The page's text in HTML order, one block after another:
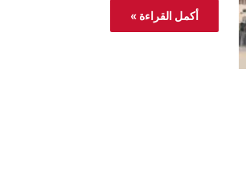
أكمل القراءة »